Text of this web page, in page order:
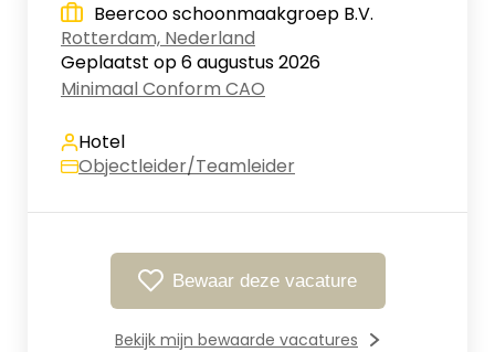
Beercoo schoonmaakgroep B.V.
Rotterdam, Nederland
Geplaatst op 6 augustus 2026
Minimaal Conform CAO
Hotel
Objectleider/Teamleider
Bewaar deze vacature
Bekijk mijn bewaarde vacatures